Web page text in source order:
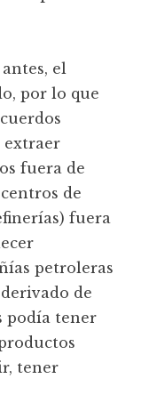
el
por lo que
extraer
fuera de
de
fuera
petroleras
de
podía tener
tener